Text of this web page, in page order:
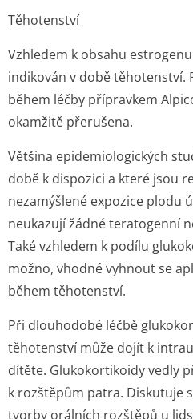
Těhotenství
Vzhledem k obsahu
indikován v době těhotenství.
během léčby přípravkem
okamžitě přerušena.
Většina epidemiologických
době k dispozici a které jsou
nezamýšlené expozice plodu
neukazují žádné teratogenní
Také vzhledem k podílu
možno, vhodné vyhnout se
během těhotenství.
Při dlouhodobé léčbě
těhotenství může dojít k
dítěte. Glukokortikoidy vedly
k rozštěpům patra. Diskutuje
tvorby orálních rozštěpů u